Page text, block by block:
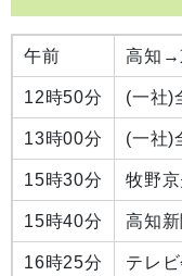
午前 高知→
12時50分 (一社)
13時00分 (一社)
15時30分 牧野
15時40分 高知
16時25分 テレ